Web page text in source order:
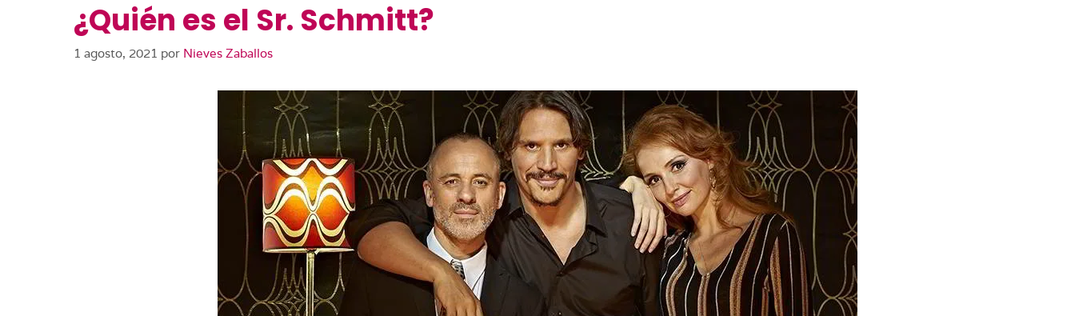
¿Quién es el Sr. Schmitt?
1 agosto, 2021 por Nieves Zaballos